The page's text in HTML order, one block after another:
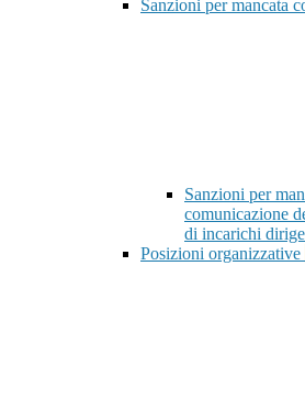
Sanzioni per mancata
Sanzioni per
comunicazione
di incarichi
Posizioni organizzative